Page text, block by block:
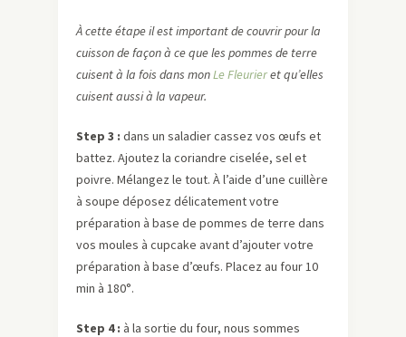
À cette étape il est important de couvrir pour la
cuisson de façon à ce que les pommes de terre
cuisent à la fois dans monLe Fleurieret qu’elles
cuisent aussi à la vapeur.
Step 3 : dans un saladier cassez vos œufs et
battez. Ajoutez la coriandre ciselée, sel et
poivre. Mélangez le tout. À l’aide d’une cuillère
à soupe déposez délicatement votre
préparation à base de pommes de terre dans
vos moules à cupcake avant d’ajouter votre
préparation à base d’œufs. Placez au four 10
min à 180°.
Step 4 : à la sortie du four, nous sommes